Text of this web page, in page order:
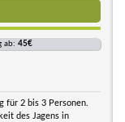
ab: 45€
für 2 bis 3 Personen.
des Jagens in